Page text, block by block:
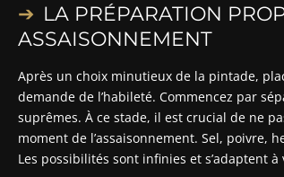
LA PRÉPARATION
ASSAISONNEMENT
Après un choix minutieux de la pintade,
demande de l’habileté. Commencez par
suprêmes. À ce stade, il est crucial de ne
moment de l’assaisonnement. Sel, poivre,
Les possibilités sont infinies et s’adaptent